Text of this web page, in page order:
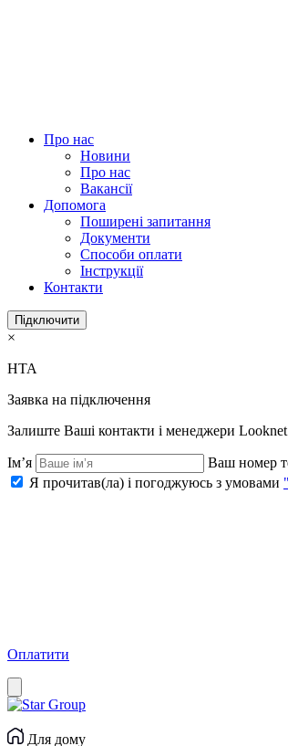
Про нас
Новини
Про нас
Вакансії
Допомога
Поширені запитання
Документи
Способи оплати
Інструкції
Контакти
Підключити
×
НТА
Заявка на підключення
Залиште Ваші контакти і менеджери
Ім’я Ваш номер
Я прочитав(ла) і погоджуюсь з умовами
Оплатити
Для дому